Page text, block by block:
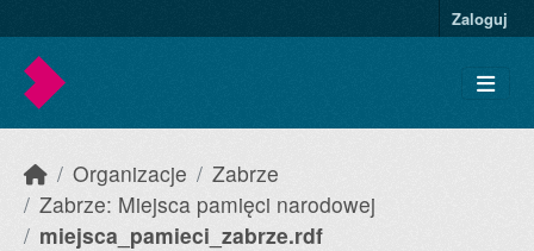
Zaloguj
Organizacje
Zabrze
Zabrze: Miejsca pamięci narodowej
miejsca_pamieci_zabrze.rdf